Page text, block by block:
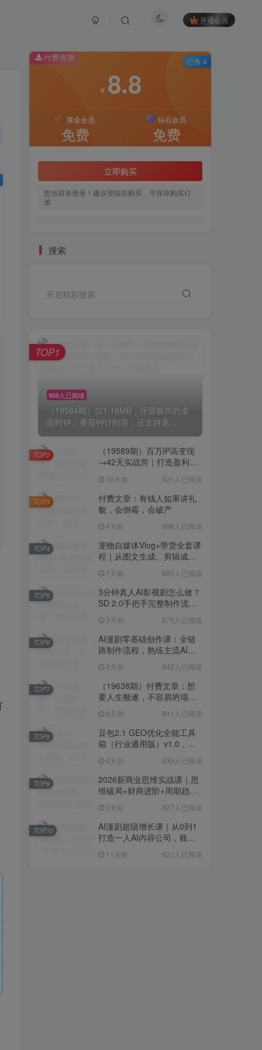
开通会员
付费资源
￥ 8.8
黄金会员
免费
钻石会员
免费
立即购买
您当前未登录！建议登陆后购买，可保存购买订
单
已售 4
搜索
开启精彩搜索
956人已阅读
（19564期）仅1.16MB，开源极简的桌
面时钟、番茄钟计时器，还支持系...
TOP1
（19589期）百万IP高变现
→42天实战营｜打造盈利赚
域转化批量成交积累客户案
例
10天前 921人已阅读
TOP2
付费文章：有钱人如果讲礼
貌，会倒霉，会破产
4天前 888人已阅读
TOP3
宠物自媒体Vlog+带货全套课
程｜从图文生成、剪辑成片
7天前 880人已阅读
TOP4
3分钟真人AI影视剧怎么做？
SD 2.0手把手完整制作流程
无限生成
3天前 879人已阅读
TOP5
AI漫剧零基础创作课：全链
路制作流程，熟练主流AI工
3天前 843人已阅读
TOP6
（19638期）付费文章：想
要人生顺遂，不容易坍塌，
6天前 841人已阅读
TOP7
豆包2.1 GEO优化全能工具
箱（行业通用版）v1.0，会
景4天前 839人已阅读
TOP8
2026新商业思维实战课｜思
维破局+财商进阶+周期趋势
度解析全体系
3天前 827人已阅读
TOP9
AI漫剧超级增长课｜从0到1
打造一人AI内容公司，账号
流程实战
11天前 821人已阅读
TOP10